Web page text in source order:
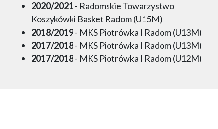
2020/2021 - Radomskie Towarzystwo
Koszykówki Basket Radom (U15M)
2018/2019- MKS Piotrówka I Radom (U13M)
2017/2018- MKS Piotrówka I Radom (U13M)
2017/2018- MKS Piotrówka I Radom (U12M)